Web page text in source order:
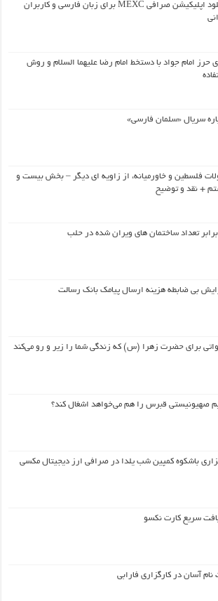
دانلود اپلیکیشن صرافی MEXC برای زبان فارسی و کاربران
حرز امام جواد با دستخط امام رضا علیهما السلام و روش
سریال «سلمان فارسی»
فلسطین و خاورمیانه، از زاویه ای دیگر – بخش بیست و
+ نقد و توضیح
تعداد ساختمان های ویران شده در حلب
بی ضابطه هزینه ارسال پیامک بانک رسالت
برای حضرت زهرا (س) که زندگی شما را زیر و رو می‌کند
صهیونیستی قبرس را هم می‌خواهد اشغال کند؟
باشکوه کمپین شب یلدا در صرافی ارز دیجیتال مکسی
سریع کارت نکسو
نام آسان در کارگزاری فارابی